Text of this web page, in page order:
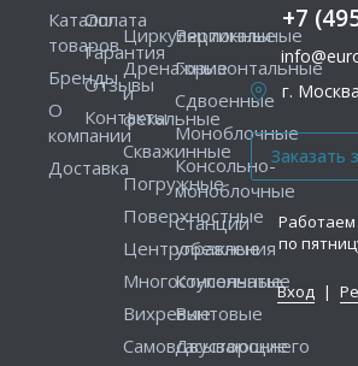
+7
г.
Работаем
по
Вход |
Каталог
товаров
Бренды
О
компании
Доставка
Оплата
Гарантия
Отзывы
Контакты
Циркуляционные
Дренажные
и
фекальные
Скважинные
Погружные
Поверхностные
Центробежные
Многоступенчатые
Вихревые
Самовсасывающие
Вертикальные
Горизонтальные
Сдвоенные
Моноблочные
Консольно-
моноблочные
Станции
управления
Консольные
Винтовые
Двустороннего